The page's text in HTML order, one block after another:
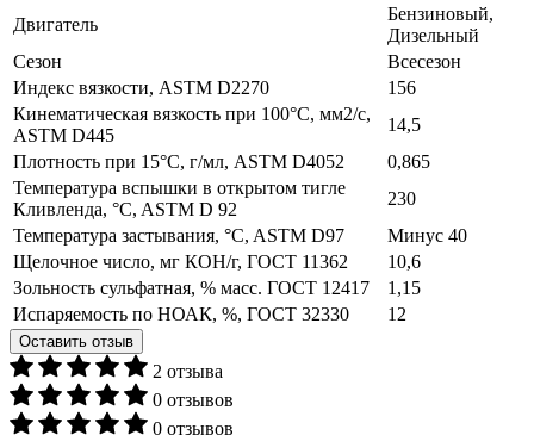
Двигатель
Бензиновый,
Дизельный
Сезон
Всесезон
Индекс вязкости, ASTM D2270
156
Кинематическая вязкость при 100°C, мм2/с,
ASTM D445
14,5
Плотность при 15°C, г/мл, ASTM D4052
0,865
Температура вспышки в открытом тигле
Кливленда, °C, ASTM D 92
230
Температура застывания, °C, ASTM D97
Минус 40
Щелочное число, мг КОН/г, ГОСТ 11362
10,6
Зольность сульфатная, % масс. ГОСТ 12417
1,15
Испаряемость по НОАК, %, ГОСТ 32330
12
Оставить отзыв
2 отзыва
0 отзывов
0 отзывов